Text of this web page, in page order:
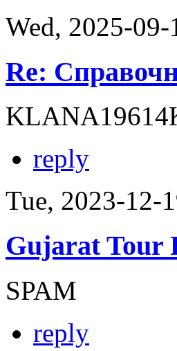
Wed, 2025-
Re:
reply
Tue, 2023-12-
Gujarat Tour
SPAM
reply